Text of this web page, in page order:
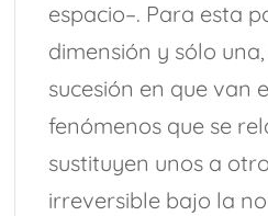
espacio–. Para esta
dimensión y sólo
sucesión en que van
fenómenos que se
sustituyen unos a
irreversible bajo la